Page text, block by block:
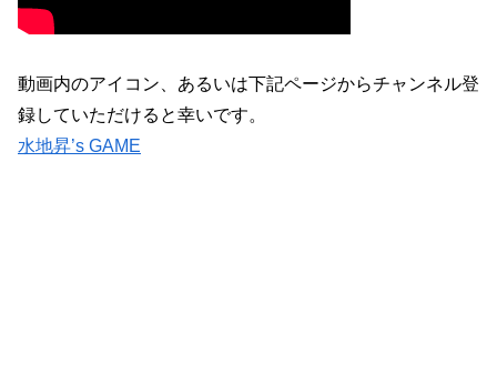
動画内のアイコン、あるいは下記ページからチャンネル登
録していただけると幸いです。
水地昇’s GAME